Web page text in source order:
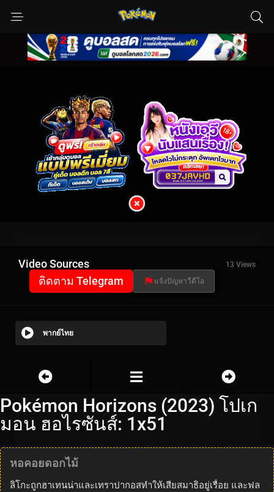
Video Sources 13 Views
ติดตาม Telegram แจ้งปัญหาวีดีโอ
พากย์ไทย
Pokémon Horizons (2023) โปเก
มอน ฮอไรซันส์: 1x51
หอคอยดอกไม้
ลิโกะถูกฮาเทนน่าและเทราปากอสทำให้เสียสมาธิอยู่เรื่อย และฟล